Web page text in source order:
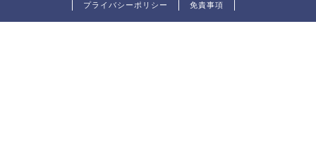
プライバシーポリシー 免責事項